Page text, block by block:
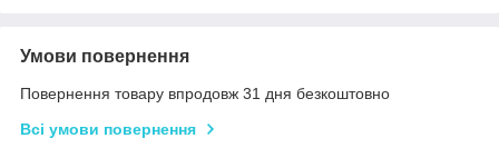
Умови повернення
Повернення товару впродовж 31 дня безкоштовно
Всі умови повернення